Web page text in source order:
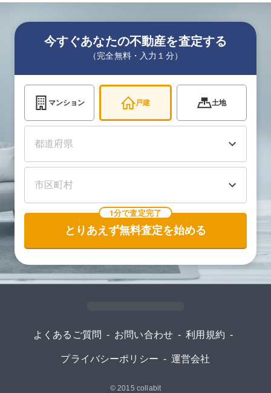
今すぐあなたの不動産を査定する
（完全無料・入力１分）
マンション 戸建 土地
1分で査定完了
とりあえず無料査定を始める
よくあるご質問 - お問い合わせ - 利用規約 -
プライバシーポリシー - 運営会社
© 2015 collabit